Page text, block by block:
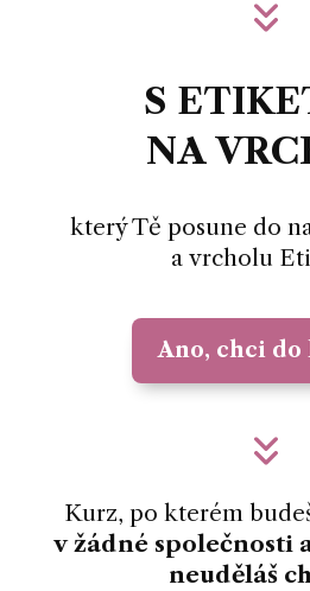
S
NA
který Tě posune do
a vrcholu
Ano, chci do
Kurz, po kterém
v žádné společnosti
neuděláš